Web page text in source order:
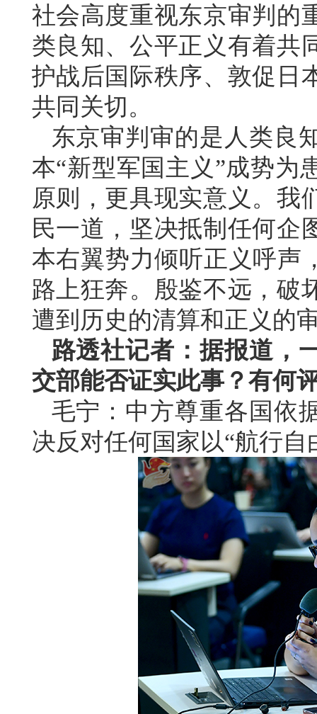
社会高度重视东京审判的
类良知、公平正义有着共
护战后国际秩序、敦促日
共同关切。
东京审判审的是人类良
本“新型军国主义”成势为
原则，更具现实意义。我
民一道，坚决抵制任何企
本右翼势力倾听正义呼声
路上狂奔。殷鉴不远，破
遭到历史的清算和正义的
路透社记者：据报道，
交部能否证实此事？有何
毛宁：中方尊重各国依
决反对任何国家以“航行